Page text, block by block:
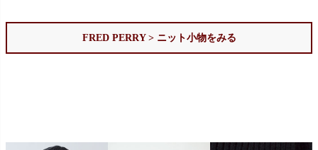
FRED PERRY > ニット小物をみる